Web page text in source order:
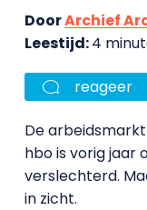
DoorArchief
Leestijd:4
reageer
De
hbo is vorig jaar
verslechterd.
in zicht.